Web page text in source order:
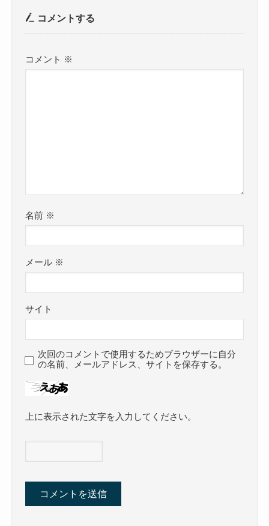
コメントする
コメント ※
名前 ※
メール ※
サイト
次回のコメントで使用するためブラウザーに自分
の名前、メールアドレス、サイトを保存する。
上に表示された文字を入力してください。